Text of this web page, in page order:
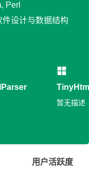
Perl
设计与数据结构
暂无描述
用户活跃度